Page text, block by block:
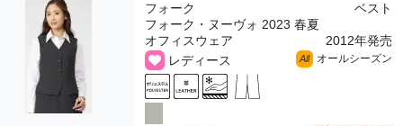
フォーク
ベスト
フォーク・ヌーヴォ 2023 春夏
オフィスウェア
2012年発売
レディース
All オールシーズン